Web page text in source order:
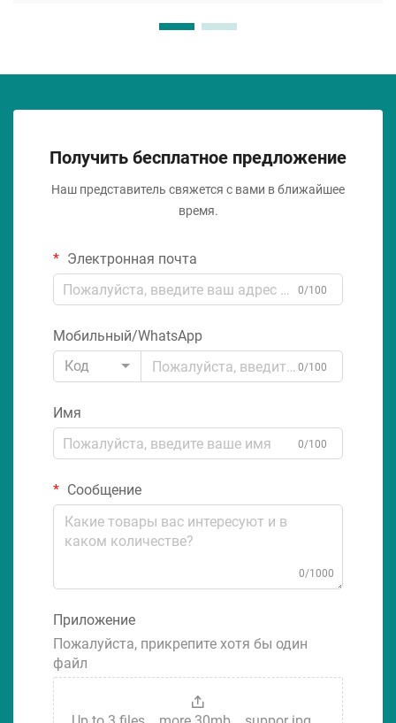
Получить бесплатное предложение
Наш представитель свяжется с вами в ближайшее
время.
Электронная почта
0/100
Мобильный/WhatsApp
Код
0/100
Имя
0/100
Сообщение
0/1000
Приложение
Пожалуйста, прикрепите хотя бы один
файл